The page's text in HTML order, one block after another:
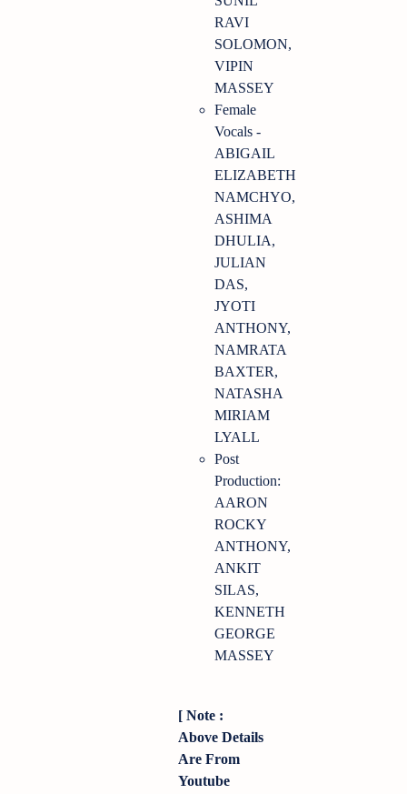
RAVI
SOLOMON,
VIPIN
MASSEY
Female
Vocals -
ABIGAIL
ELIZABETH
NAMCHYO,
ASHIMA
DHULIA,
JULIAN
DAS,
JYOTI
ANTHONY,
NAMRATA
BAXTER,
NATASHA
MIRIAM
LYALL
Post
Production:
AARON
ROCKY
ANTHONY,
ANKIT
SILAS,
KENNETH
GEORGE
MASSEY
[ Note :
Above Details
Are From
Youtube